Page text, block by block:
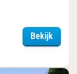
Bekijk